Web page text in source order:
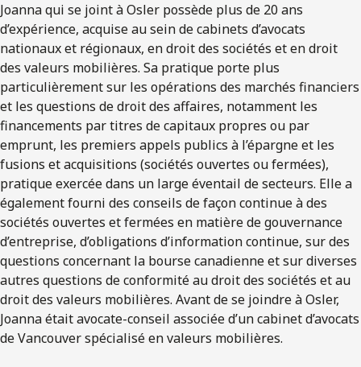
Joanna qui se joint à Osler possède plus de 20 ans
d’expérience, acquise au sein de cabinets d’avocats
nationaux et régionaux, en droit des sociétés et en droit
des valeurs mobilières. Sa pratique porte plus
particulièrement sur les opérations des marchés financiers
et les questions de droit des affaires, notamment les
financements par titres de capitaux propres ou par
emprunt, les premiers appels publics à l’épargne et les
fusions et acquisitions (sociétés ouvertes ou fermées),
pratique exercée dans un large éventail de secteurs. Elle a
également fourni des conseils de façon continue à des
sociétés ouvertes et fermées en matière de gouvernance
d’entreprise, d’obligations d’information continue, sur des
questions concernant la bourse canadienne et sur diverses
autres questions de conformité au droit des sociétés et au
droit des valeurs mobilières. Avant de se joindre à Osler,
Joanna était avocate-conseil associée d’un cabinet d’avocats
de Vancouver spécialisé en valeurs mobilières.